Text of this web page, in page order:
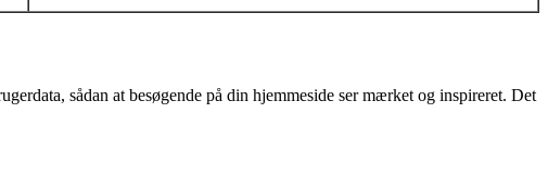
sådan at besøgende på din hjemmeside ser mærket og inspireret. Det